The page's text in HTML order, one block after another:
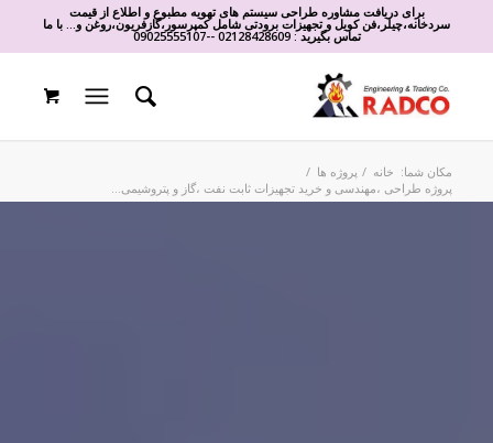
برای دریافت مشاوره طراحی سیستم های تهویه مطبوع و اطلاع از قیمت
سردخانه،چیلر،فن کویل و تجهیزات برودتی شامل کمپرسور،گازفریون،روغن و... با ما
تماس بگیرید :02128428609
-
-
09025555107
مکان شما: خانه / پروژه ها /
پروژه طراحی ،مهندسی و خرید تجهیزات ثابت نفت ،گاز و پتروشیمی...